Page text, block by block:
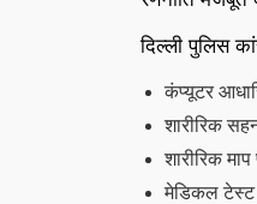
दिल्ली पुलिस
कंप्यूटर
शारीरिक
शारीरिक
मेडिकल टेस्ट